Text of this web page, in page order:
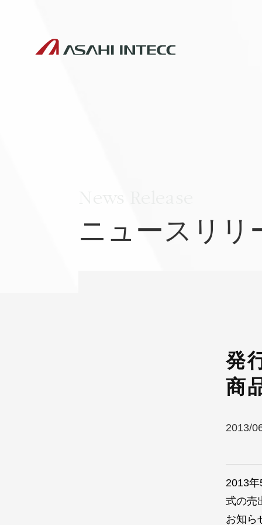
ニュースリリ
発
商
2013/
2013
式の売
お知ら